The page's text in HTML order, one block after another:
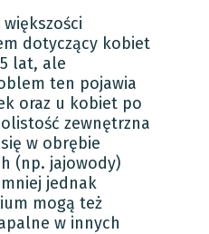
dotyczący kobiet
lat, ale
ten pojawia
oraz u kobiet po
zewnętrzna
w obrębie
(np. jajowody)
jednak
mogą też
w innych